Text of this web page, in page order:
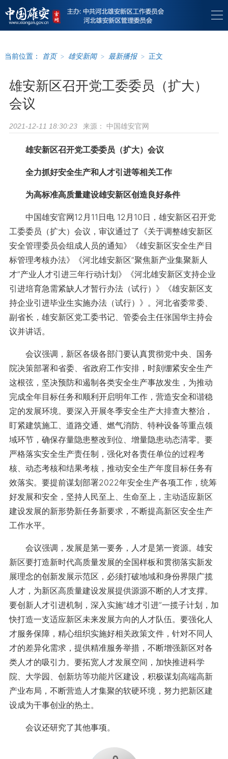
当前位置： 首页 > 雄安新闻 > 最新播报 > 正文
雄安新区召开党工委委员（扩大）
会议
2021-12-11 18:30:23 来源： 中国雄安官网
雄安新区召开党工委委员（扩大）会议
全力抓好安全生产和人才引进等相关工作
为高标准高质量建设雄安新区创造良好条件
中国雄安官网12月11日电 12月10日，雄安新区召开党
工委委员（扩大）会议，审议通过了《关于调整雄安新区
安全管理委员会组成人员的通知》《雄安新区安全生产目
标管理考核办法》《河北雄安新区“聚焦新产业集聚新人
才”产业人才引进三年行动计划》《河北雄安新区支持企业
引进培育急需紧缺人才暂行办法（试行）》《雄安新区支
持企业引进毕业生实施办法（试行）》。河北省委常委、
副省长，雄安新区党工委书记、管委会主任张国华主持会
议并讲话。
会议强调，新区各级各部门要认真贯彻党中央、国务
院决策部署和省委、省政府工作安排，时刻绷紧安全生产
这根弦，坚决预防和遏制各类安全生产事故发生，为推动
完成全年目标任务和顺利开启明年工作，营造安全和谐稳
定的发展环境。要深入开展冬季安全生产大排查大整治，
盯紧建筑施工、道路交通、燃气消防、特种设备等重点领
域环节，确保存量隐患整改到位、增量隐患动态清零。要
严格落实安全生产责任制，强化对各责任单位的过程考
核、动态考核和结果考核，推动安全生产年度目标任务有
效落实。要提前谋划部署2022年安全生产各项工作，统筹
好发展和安全，坚持人民至上、生命至上，主动适应新区
建设发展的新形势新任务新要求，不断提高新区安全生产
工作水平。
会议强调，发展是第一要务，人才是第一资源。雄安
新区要打造新时代高质量发展的全国样板和贯彻落实新发
展理念的创新发展示范区，必须打破地域和身份界限广揽
人才，为新区高质量建设发展提供源源不断的人才支撑。
要创新人才引进机制，深入实施“雄才引进”一揽子计划，加
快打造一支适应新区未来发展方向的人才队伍。要强化人
才服务保障，精心组织实施好相关政策文件，针对不同人
才的差异化需求，提供精准服务举措，不断增强新区对各
类人才的吸引力。要拓宽人才发展空间，加快推进科学
院、大学园、创新坊等功能片区建设，积极谋划高端高新
产业布局，不断营造人才集聚的软硬环境，努力把新区建
设成为干事创业的热土。
会议还研究了其他事项。